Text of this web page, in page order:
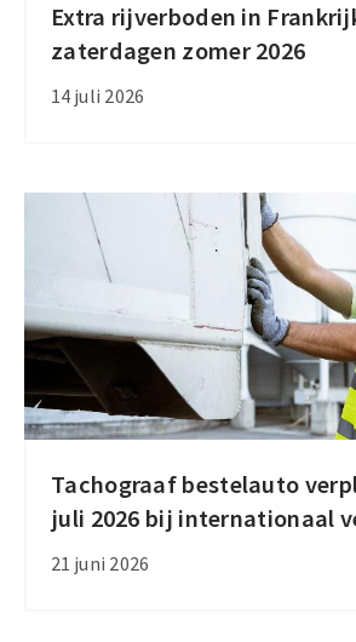
Extra rijverboden in
zaterdagen zomer 2026
14 juli 2026
Extra
rijverboden
in
drukke
zaterdagen
zomer
Tachograaf bestelauto
juli 2026 bij internationaal
21 juni 2026
Tachograaf
bestelauto
verplicht